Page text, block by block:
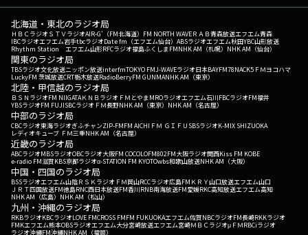
北海道・東北のラジオ局
ＨＢＣラジオＳＴＶラジオAIR-G'（FM北海道） FM NORTH WAVEＲＡＢ青森放送エフエム青森
IBCラジオエフエム岩手tbcラジオDate fm（エフエム仙台） ABSラジオエフエム秋田YBC山形放送
Rhythm Station エフエム山形RFCラジオ福島ふくしまFMNHK AM（札幌） NHK AM（仙台）
関東のラジオ局
TBSラジオ文化放送ニッポン放送interfmTOKYO FMJ-WAVEラジオ日本BAYFM78NACK5 ＦＭヨコハマ
LuckyFM 茨城放送CRT栃木放送RadioBerryFM GUNMANHK AM（東京）
北陸・甲信越のラジオ局
ＢＳＮラジオFM NIIGATAＫＮＢラジオ ＦＭとやまMROラジオエフエム石川FBCラジオFM福井
YBSラジオFM FUJISBCラジオ ＦＭ長野NHK AM（東京） NHK AM（名古屋）
中部のラジオ局
CBCラジオ東海ラジオぎふチャンZIP-FMFM AICHI ＦＭ ＧＩＦＵ SBSラジオK-MIX SHIZUOKA
レディオキューブ ＦＭ三重NHK AM（名古屋）
近畿のラジオ局
ABCラジオMBSラジオOBCラジオ大阪FM COCOLOFM802FM大阪ラジオ関西Kiss FM KOBE
e-radio FM滋賀KBS京都ラジオα-STATION FM KYOTOwbs和歌山放送NHK AM（大阪）
中国・四国のラジオ局
BSSラジオエフエム山陰ＲＳＫラジオ ＦＭ岡山RCCラジオ広島FM ＫＲＹ山口放送エフエム山口
ＪＲＴ四国放送FM徳島RNC西日本放送FM香川RNB南海放送FM愛媛RKC高知放送エフエム高知
NHK AM（広島） NHK AM（松山）
九州・沖縄のラジオ局
RKBラジオKBCラジオLOVE FMCROSS FMFM FUKUOKAエフエム佐賀NBCラジオFM長崎RKKラジオ
FMKエフエム熊本OBSラジオエフエム大分宮崎放送エフエム宮崎ＭＢＣラジオμＦＭRBCiラジオ
ラジオ沖縄FM沖縄NHK AM（福岡）